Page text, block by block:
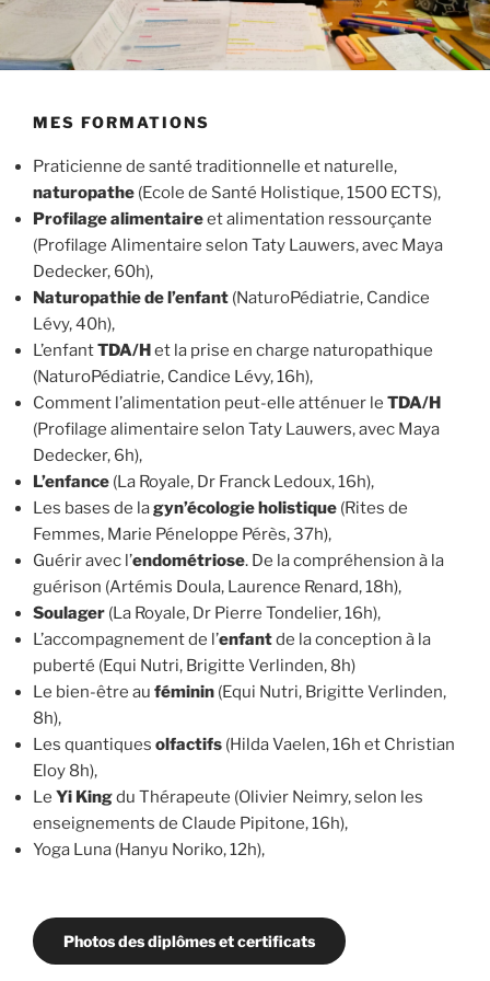
MES FORMATIONS
Praticienne de santé traditionnelle et naturelle,
naturopathe (Ecole de Santé Holistique, 1500 ECTS),
Profilage alimentaireet alimentation ressourçante
(Profilage Alimentaire selon Taty Lauwers, avec Maya
Dedecker, 60h),
Naturopathie de l’enfant (NaturoPédiatrie, Candice
Lévy, 40h),
L’enfantTDA/Het la prise en charge naturopathique
(NaturoPédiatrie, Candice Lévy, 16h),
Comment l’alimentation peut-elle atténuer le TDA/H
(Profilage alimentaire selon Taty Lauwers, avec Maya
Dedecker, 6h),
L’enfance (La Royale, Dr Franck Ledoux, 16h),
Les bases de lagyn’écologie holistique (Rites de
Femmes, Marie Péneloppe Pérès, 37h),
Guérir avec l’endométriose. De la compréhension à la
guérison (Artémis Doula, Laurence Renard, 18h),
Soulager (La Royale, Dr Pierre Tondelier, 16h),
L’accompagnement de l’enfantde la conception à la
puberté (Equi Nutri, Brigitte Verlinden, 8h)
Le bien-être au féminin (Equi Nutri, Brigitte Verlinden,
8h),
Les quantiques olfactifs (Hilda Vaelen, 16h et Christian
Eloy 8h),
Le Yi Kingdu Thérapeute (Olivier Neimry, selon les
enseignements de Claude Pipitone, 16h),
Yoga Luna (Hanyu Noriko, 12h),
Photos des diplômes et certificats